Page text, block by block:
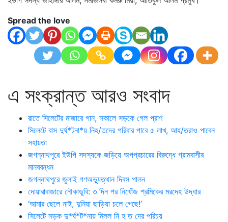
Spread the love
এ সংক্রান্ত আরও সংবাদ
রাতে সিলেটের মাজারে গান, সকালে সড়কে গেল প্রাণ
সিলেটে বাস দুর্ঘ*টনা*য় নিহ/তদের পরিবার পাবে ৫ লাখ, আহ/তরাও পাবেন
সহায়তা
জগন্নাথপুরে ইউপি সদস্যকে জড়িয়ে অপপ্রচারের বিরুদ্ধে গ্রামবাসীর
মানববন্ধন
জগন্নাথপুরে জুলাই গণঅভ্যুত্থান দিবস পালন
দোয়ারাবাজারে নৌকাডুবি: ৩ দিন পর নিখোঁজ শ্রমিকের মরদেহ উদ্ধার
‘আমার ছেলে নাই, দুনিয়া ছাড়িয়া চলে গেছে!’
সিলেটে সড়ক দু*র্ঘ*ট*নায় মিলল নি হ ত দের পরিচয়